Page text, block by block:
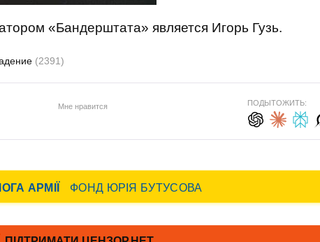
«Бандерштата» является Игорь Гузь.
(2391)
Мне нравится ПОДЫТОЖИТЬ: